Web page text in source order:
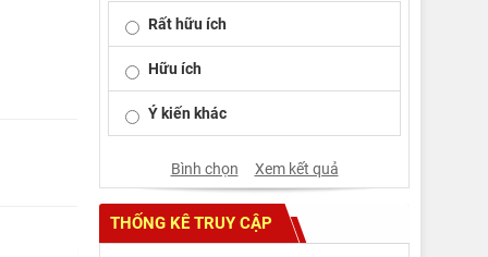
Rất hữu ích
Hữu ích
Ý kiến khác
Bình chọn Xem kết quả
THỐNG KÊ TRUY CẬP